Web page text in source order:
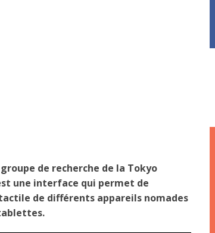
de recherche de la Tokyo
une interface qui permet de
de différents appareils nomades